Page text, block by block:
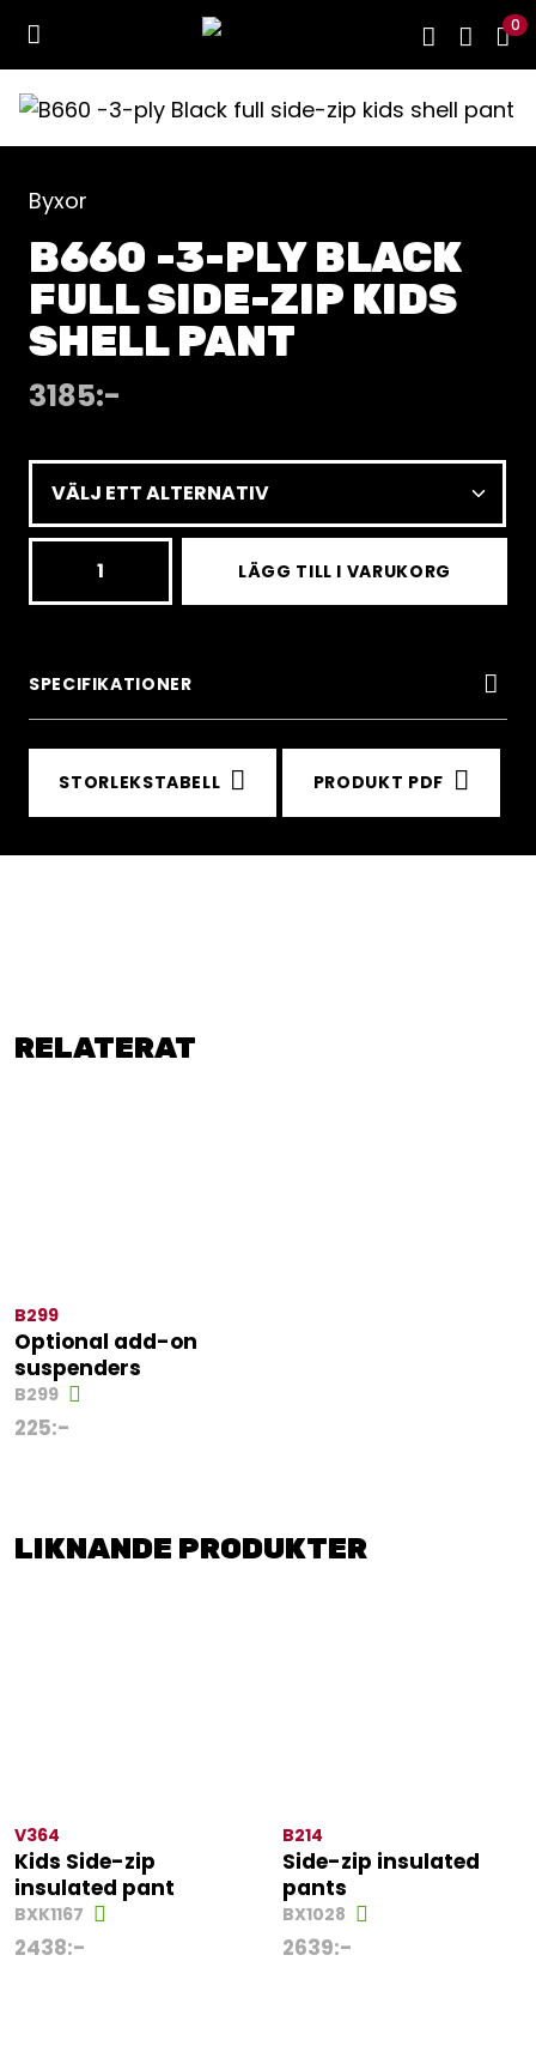
0
Byxor
B660 -3-PLY BLACK
FULL SIDE-ZIP KIDS
SHELL PANT
3185:-
side-
kids
shell
LÄGG TILL I VARUKORG
SPECIFIKATIONER
STORLEKSTABELL PRODUKT PDF
RELATERAT
B299
Optional add-on
suspenders
B299
225:-
LIKNANDE PRODUKTER
V364
Kids Side-zip
insulated pant
BXK1167
2438:-
B214
Side-zip insulated
pants
BX1028
2639:-